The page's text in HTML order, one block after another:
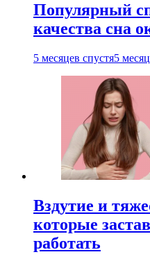
Популярный
качества сна
5 месяцев спустя5
Вздутие и
которые
работать